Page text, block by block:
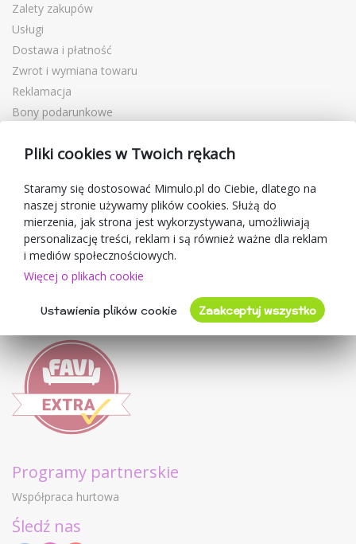
Zalety zakupów
Usługi
Dostawa i płatność
Zwrot i wymiana towaru
Reklamacja
Bony podarunkowe
Blog
O sprzedawcy
Mimulo.pl
Regulamin sklepu
Ochrona danych osobowych GDPR
Kontakty
Oceny klientów
Programy partnerskie
Współpraca hurtowa
Śledź nas
Pliki cookies w Twoich rękach
Staramy się dostosować Mimulo.pl do Ciebie, dlatego na
naszej stronie używamy plików cookies. Służą do
mierzenia, jak strona jest wykorzystywana, umożliwiają
personalizację treści, reklam i są również ważne dla reklam
i mediów społecznościowych.
Więcej o plikach cookie
Ustawienia plików cookie Zaakceptuj wszystko